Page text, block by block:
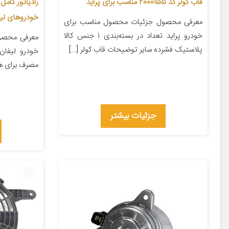
معرفی محصول جزئیات محصول مناسب برای
خودرو پراید تعداد در بسته‌بندی ۱ جنس کالا
پلاستیک فشرده سایر توضیحات قاب کولر […]
جزئیات بیشتر
خودروهای
معرفی
مصرف برای هر